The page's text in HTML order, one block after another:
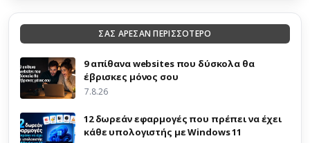
ΣΑΣ ΑΡΕΣΑΝ ΠΕΡΙΣΣΟΤΕΡΟ
9 απίθανα websites που δύσκολα θα
έβρισκες μόνος σου
7.8.26
12 δωρεάν εφαρμογές που πρέπει να έχει
κάθε υπολογιστής με Windows 11